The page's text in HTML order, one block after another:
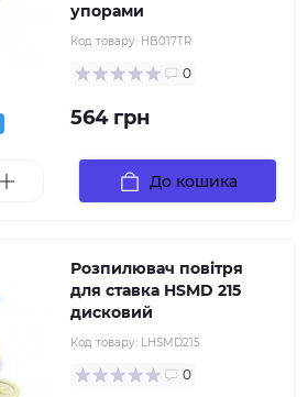
упорами
Код товару: HB017TR
0
564 грн
До кошика
Розпилювач повітря
для ставка HSMD 215
дисковий
Код товару: LHSMD215
0